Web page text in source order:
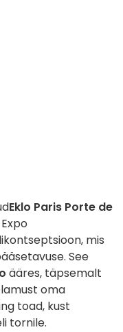
Eklo Paris Porte de
mis
See
ääres, täpsemalt
oma
toad, kust
tornile.